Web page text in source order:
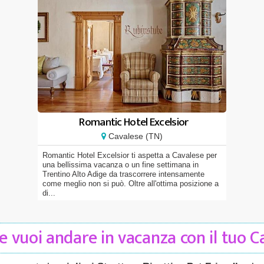
Romantic Hotel Excelsior
Cavalese (TN)
Romantic Hotel Excelsior ti aspetta a Cavalese per
una bellissima vacanza o un fine settimana in
Trentino Alto Adige da trascorrere intensamente
come meglio non si può. Oltre all'ottima posizione a
di...
vuoi andare in vacanza con il tuo